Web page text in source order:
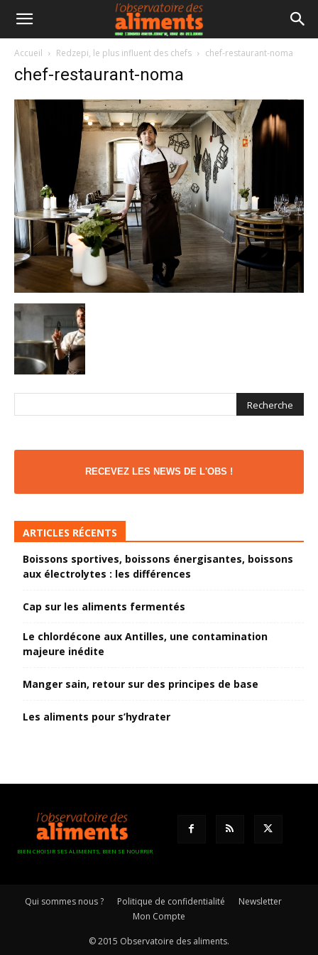
Accueil Redzepi, le plus influent des chefs chef-restaurant-noma
chef-restaurant-noma
RECEVEZ LES NEWS DE L'OBS !
ARTICLES RÉCENTS
Boissons sportives, boissons énergisantes, boissons
aux électrolytes : les différences
Cap sur les aliments fermentés
Le chlordécone aux Antilles, une contamination
majeure inédite
Manger sain, retour sur des principes de base
Les aliments pour s’hydrater
BIEN CHOISIR SES ALIMENTS, BIEN SE NOURRIR
Qui sommes nous ? Politique de confidentialité
Newsletter
Mon Compte
© 2015 Observatoire des aliments.